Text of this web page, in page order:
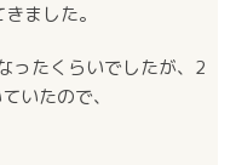
ました。
ったくらいでしたが、2
いたので、